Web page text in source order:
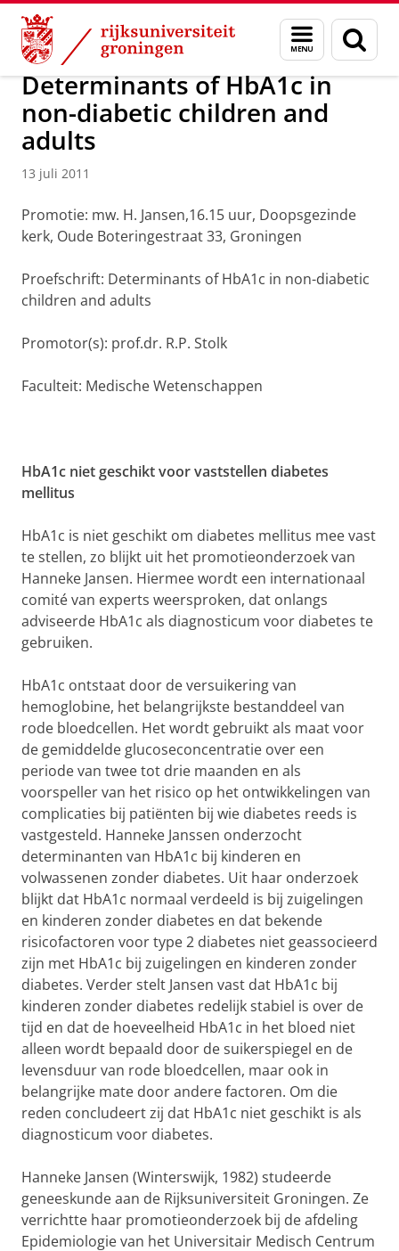
Skip
Content
Skip
Navigation
Menu
en
zoeken
Over ons Actueel Nieuws Nieuwsberichten
Determinants of HbA1c in
non-diabetic children and
adults
13 juli 2011
Promotie: mw. H. Jansen,16.15 uur, Doopsgezinde
kerk, Oude Boteringestraat 33, Groningen
Proefschrift: Determinants of HbA1c in non-diabetic
children and adults
Promotor(s): prof.dr. R.P. Stolk
Faculteit: Medische Wetenschappen
HbA1c niet geschikt voor vaststellen diabetes
mellitus
HbA1c is niet geschikt om diabetes mellitus mee vast
te stellen, zo blijkt uit het promotieonderzoek van
Hanneke Jansen. Hiermee wordt een internationaal
comité van experts weersproken, dat onlangs
adviseerde HbA1c als diagnosticum voor diabetes te
gebruiken.
HbA1c ontstaat door de versuikering van
hemoglobine, het belangrijkste bestanddeel van
rode bloedcellen. Het wordt gebruikt als maat voor
de gemiddelde glucoseconcentratie over een
periode van twee tot drie maanden en als
voorspeller van het risico op het ontwikkelingen van
complicaties bij patiënten bij wie diabetes reeds is
vastgesteld. Hanneke Janssen onderzocht
determinanten van HbA1c bij kinderen en
volwassenen zonder diabetes. Uit haar onderzoek
blijkt dat HbA1c normaal verdeeld is bij zuigelingen
en kinderen zonder diabetes en dat bekende
risicofactoren voor type 2 diabetes niet geassocieerd
zijn met HbA1c bij zuigelingen en kinderen zonder
diabetes. Verder stelt Jansen vast dat HbA1c bij
kinderen zonder diabetes redelijk stabiel is over de
tijd en dat de hoeveelheid HbA1c in het bloed niet
alleen wordt bepaald door de suikerspiegel en de
levensduur van rode bloedcellen, maar ook in
belangrijke mate door andere factoren. Om die
reden concludeert zij dat HbA1c niet geschikt is als
diagnosticum voor diabetes.
Hanneke Jansen (Winterswijk, 1982) studeerde
geneeskunde aan de Rijksuniversiteit Groningen. Ze
verrichtte haar promotieonderzoek bij de afdeling
Epidemiologie van het Universitair Medisch Centrum